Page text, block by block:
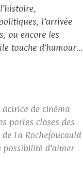
l’arrivée
ou encore les
touche d’humour…
de cinéma
portes closes des
La Rochefoucauld
possibilité d’aimer